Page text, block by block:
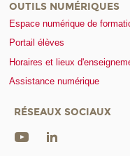
OUTILS NUMÉRIQUES
Espace numérique de
Portail élèves
Horaires et lieux
Assistance numérique
RÉSEAUX SOCIAUX